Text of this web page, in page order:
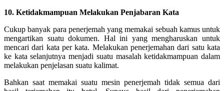
10. Ketidakmampuan Melakukan Penjabaran Kata
Cukup banyak para penerjemah yang memakai sebuah kamus untuk
mengartikan suatu dokumen. Hal ini yang mengharuskan untuk
mencari dari kata per kata. Melakukan penerjemahan dari satu kata
ke kata selanjutnya menjadi suatu masalah ketidakmampuan dalam
melakukan penjelasan suatu kalimat.
Bahkan saat memakai suatu mesin penerjemah tidak semua dari